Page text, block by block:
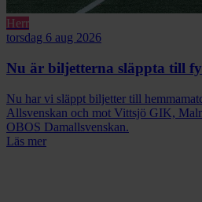
Herr
torsdag 6 aug 2026
Nu är biljetterna släppta till
Nu har vi släppt biljetter till
Allsvenskan och mot Vittsjö GIK,
OBOS Damallsvenskan.
Läs mer